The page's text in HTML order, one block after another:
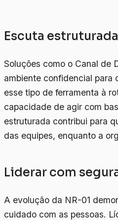
Escuta
Soluções como o Canal de
ambiente confidencial para
esse tipo de ferramenta à
capacidade de agir com
estruturada contribui para
das equipes, enquanto a
Liderar com
A evolução da NR-01
cuidado com as pessoas.